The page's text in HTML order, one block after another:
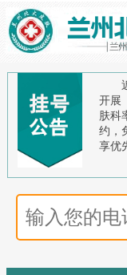
开展
肤科
约，
享优